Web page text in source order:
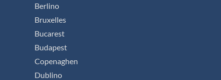
Berlino
Bruxelles
Bucarest
Budapest
Copenaghen
Dublino